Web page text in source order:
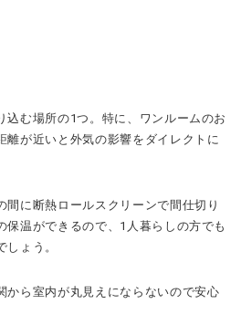
込む場所の1つ。特に、ワンルームのお
離が近いと外気の影響をダイレクトに
間に断熱ロールスクリーンで間仕切り
保温ができるので、1人暮らしの方でも
しょう。
から室内が丸見えにならないので安心